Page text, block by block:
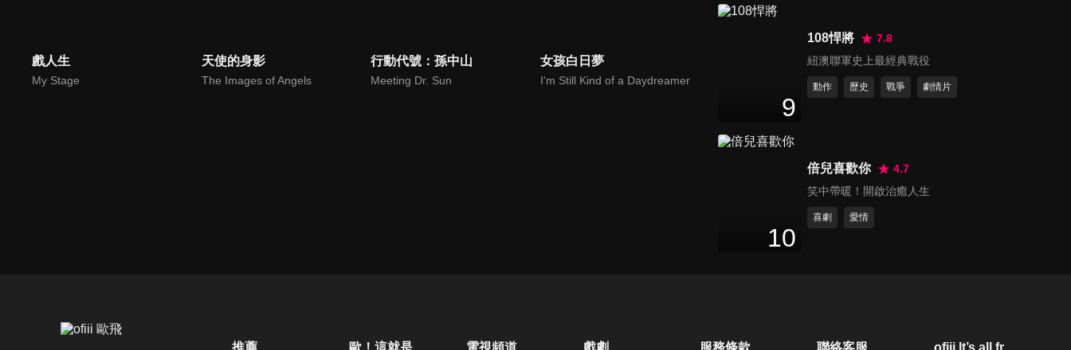
戲人生
My Stage
天使的身影
The Images of Angels
行動代號：孫中山
Meeting Dr. Sun
女孩白日夢
I'm Still Kind of a Daydreamer
9
108悍將
7.8
紐澳聯軍史上最經典戰役
動作 歷史 戰爭 劇情片
10
倍兒喜歡你
4.7
笑中帶暖！開啟治癒人生
喜劇 愛情
推薦 歐！這就是人生啊 電視頻道 戲劇 服務條款 聯絡客服